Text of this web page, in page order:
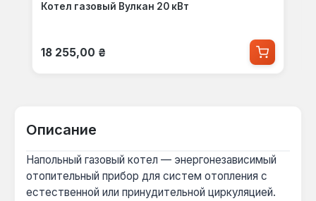
Котел газовый Вулкан 20 кВт
Обычная цена:
18 255,00 ₴
Описание
Напольный газовый котел — энергонезависимый
отопительный прибор для систем отопления с
естественной или принудительной циркуляцией.